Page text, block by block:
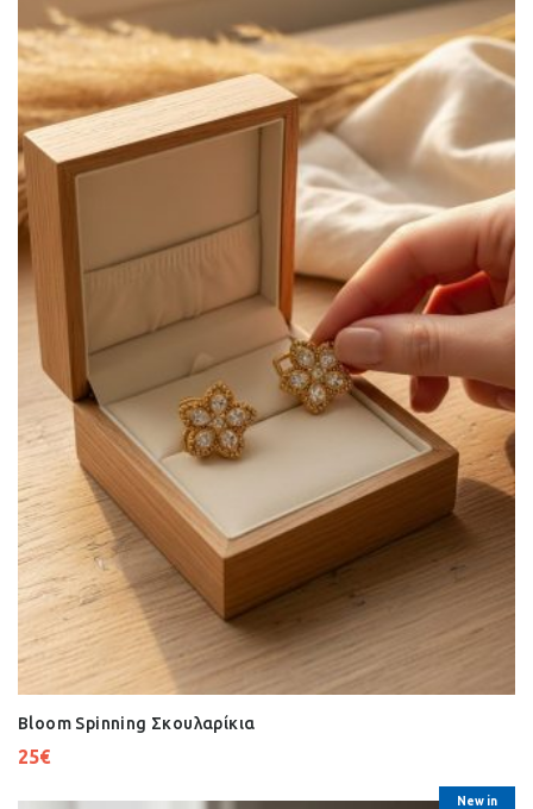
Bloom Spinning Σκουλαρίκια
25€
New in